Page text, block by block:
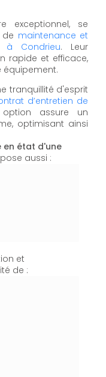
exceptionnel, se
maintenance et
à Condrieu. Leur
rapide et efficace,
équipement.
tranquillité d'esprit
d’entretien de
assure un
optimisant ainsi
en état d'une
aussi :
et
de :